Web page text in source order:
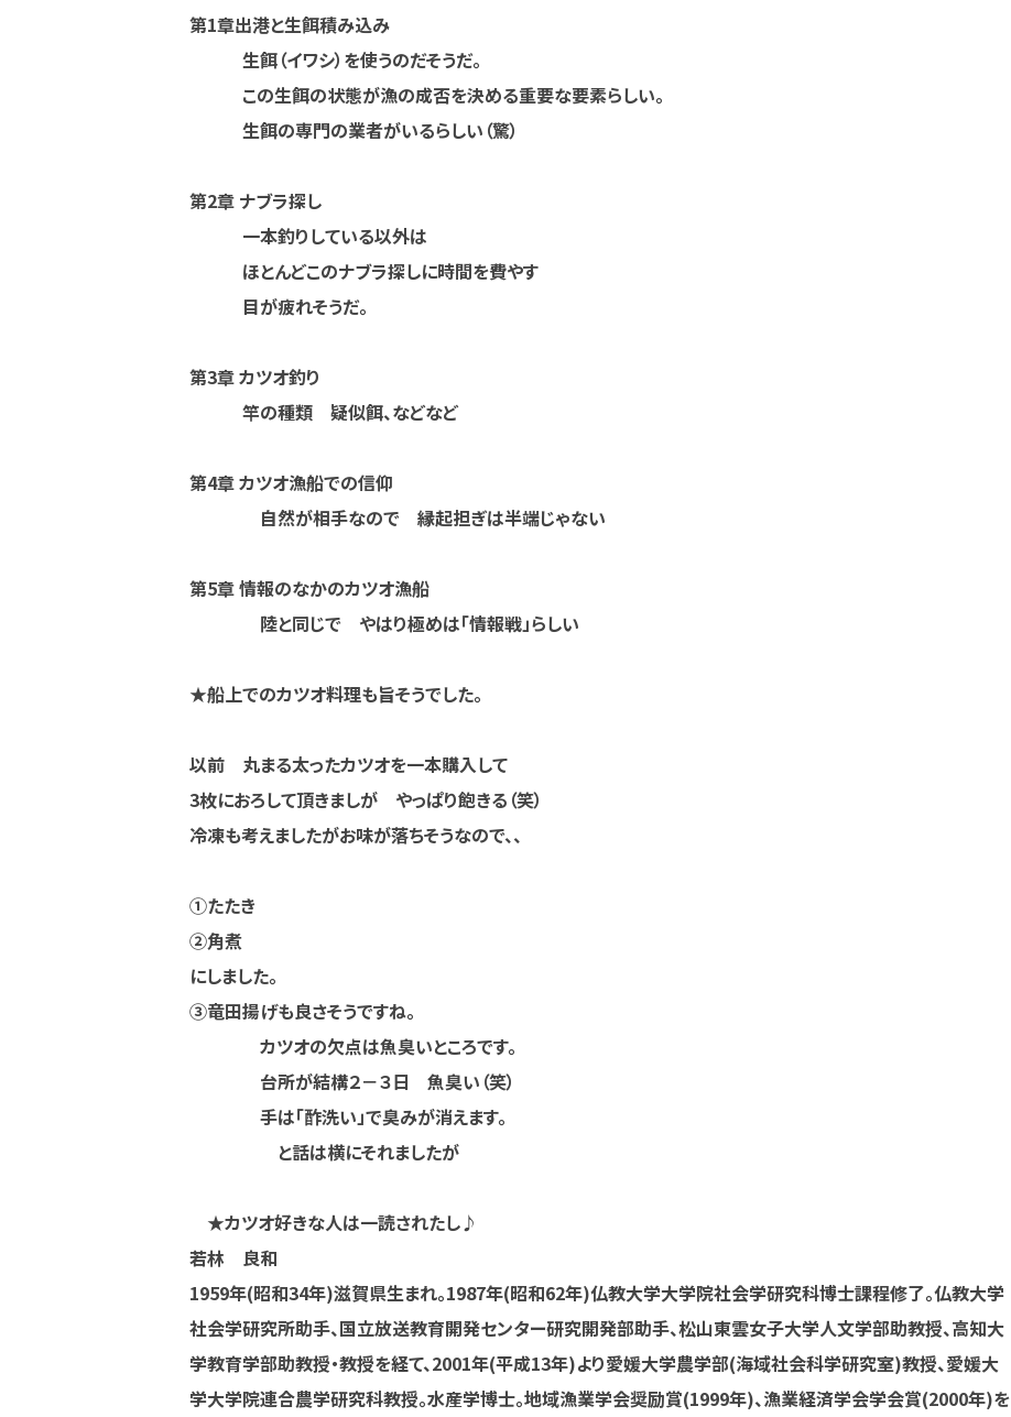
第1章出港と生餌積み込み
生餌（イワシ）を使うのだそうだ。
この生餌の状態が漁の成否を決める重要な要素らしい。
生餌の専門の業者がいるらしい（驚）
第2章 ナブラ探し
一本釣りしている以外は
ほとんどこのナブラ探しに時間を費やす
目が疲れそうだ。
第3章 カツオ釣り
竿の種類 疑似餌、などなど
第4章 カツオ漁船での信仰
自然が相手なので 縁起担ぎは半端じゃない
第5章 情報のなかのカツオ漁船
陸と同じで やはり極めは「情報戦」らしい
★船上でのカツオ料理も旨そうでした。
以前 丸まる太ったカツオを一本購入して
3枚におろして頂きましが やっぱり飽きる（笑）
冷凍も考えましたがお味が落ちそうなので、、
①たたき
②角煮
にしました。
③竜田揚げも良さそうですね。
カツオの欠点は魚臭いところです。
台所が結構２－３日 魚臭い（笑）
手は「酢洗い」で臭みが消えます。
と話は横にそれましたが
★カツオ好きな人は一読されたし♪
若林 良和
1959年(昭和34年)滋賀県生まれ。1987年(昭和62年)仏教大学大学院社会学研究科博士課程修了。仏教大学
社会学研究所助手、国立放送教育開発センター研究開発部助手、松山東雲女子大学人文学部助教授、高知大
学教育学部助教授・教授を経て、2001年(平成13年)より愛媛大学農学部(海域社会科学研究室)教授、愛媛大
学大学院連合農学研究科教授。水産学博士。地域漁業学会奨励賞(1999年)、漁業経済学会学会賞(2000年)を